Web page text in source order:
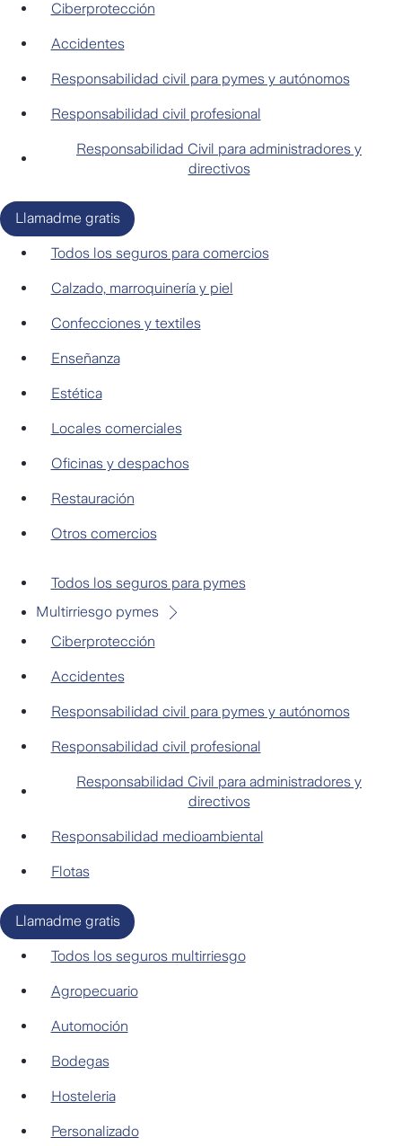
Ciberprotección
Accidentes
Responsabilidad civil para pymes y autónomos
Responsabilidad civil profesional
Responsabilidad Civil para administradores y
directivos
Llamadme gratis
ComerciosTodos los seguros para comercios
Calzado, marroquinería y piel
Confecciones y textiles
Enseñanza
Estética
Locales comerciales
Oficinas y despachos
Restauración
Otros comercios
Todos los seguros para pymes
Multirriesgo pymes
Ciberprotección
Accidentes
Responsabilidad civil para pymes y autónomos
Responsabilidad civil profesional
Responsabilidad Civil para administradores y
directivos
Responsabilidad medioambiental
Flotas
Llamadme gratis
Multirriesgo pymes
Todos los seguros multirriesgo
Agropecuario
Automoción
Bodegas
Hosteleria
Personalizado